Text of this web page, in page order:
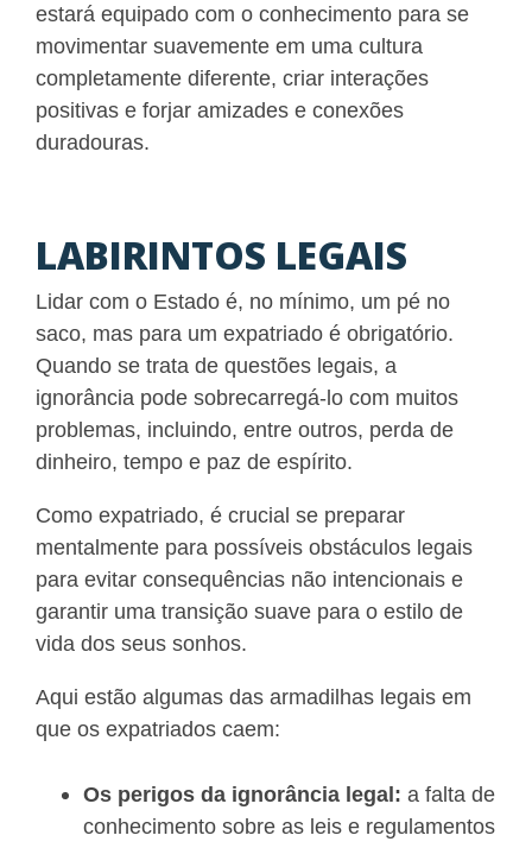
estará equipado com o conhecimento para se
movimentar suavemente em uma cultura
completamente diferente, criar interações
positivas e forjar amizades e conexões
duradouras.
LABIRINTOS LEGAIS
Lidar com o Estado é, no mínimo, um pé no
saco, mas para um expatriado é obrigatório.
Quando se trata de questões legais, a
ignorância pode sobrecarregá-lo com muitos
problemas, incluindo, entre outros, perda de
dinheiro, tempo e paz de espírito.
Como expatriado, é crucial se preparar
mentalmente para possíveis obstáculos legais
para evitar consequências não intencionais e
garantir uma transição suave para o estilo de
vida dos seus sonhos.
Aqui estão algumas das armadilhas legais em
que os expatriados caem:
Os perigos da ignorância legal: a falta de
conhecimento sobre as leis e regulamentos